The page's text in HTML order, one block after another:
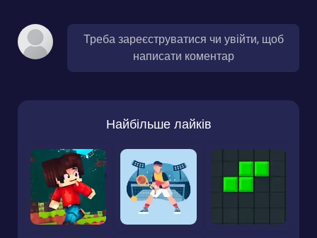
Треба зареєструватися чи увійти, щоб
написати коментар
Найбільше лайків